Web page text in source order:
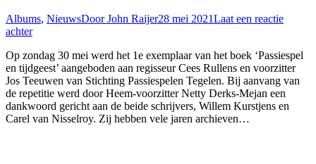
Albums, NieuwsDoorJohn Raijer28 mei 2021Laat een reactie
achter
Op zondag 30 mei werd het 1e exemplaar van het boek ‘Passiespel
en tijdgeest’ aangeboden aan regisseur Cees Rullens en voorzitter
Jos Teeuwen van Stichting Passiespelen Tegelen. Bij aanvang van
de repetitie werd door Heem-voorzitter Netty Derks-Mejan een
dankwoord gericht aan de beide schrijvers, Willem Kurstjens en
Carel van Nisselroy. Zij hebben vele jaren archieven…